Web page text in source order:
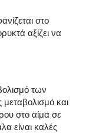
της σκλήρυνσης
στο
αξίζει να
των
και
στο αίμα σε
είναι καλές